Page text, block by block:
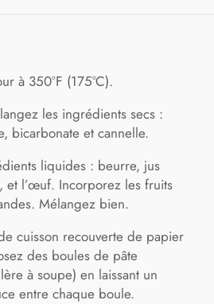
à 350°F (175°C).
les ingrédients secs :
bicarbonate et cannelle.
liquides : beurre, jus
et l’œuf. Incorporez les fruits
Mélangez bien.
cuisson recouverte de papier
des boules de pâte
à soupe) en laissant un
entre chaque boule.